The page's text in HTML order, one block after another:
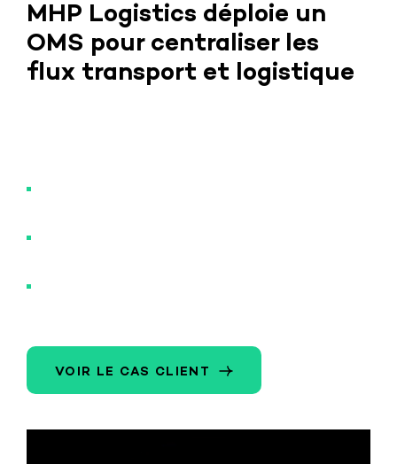
MHP Logistics déploie un
OMS pour centraliser les
flux transport et logistique
VOIR LE CAS CLIENT